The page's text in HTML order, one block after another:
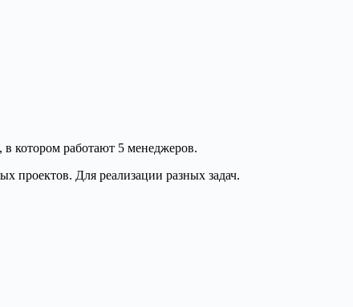
котором работают 5 менеджеров.
проектов. Для реализации разных задач.